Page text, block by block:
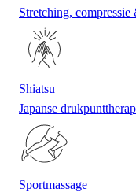
Stretching, compressie
Shiatsu
Japanse
Sportmassage